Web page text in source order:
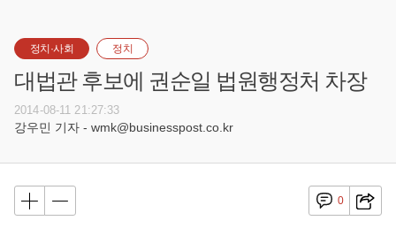
정치·사회 정치
대법관 후보에 권순일 법원행정처 차장
2014-08-11 21:27:33
강우민 기자 - wmk@businesspost.co.kr
0